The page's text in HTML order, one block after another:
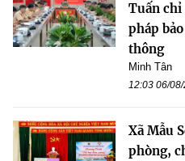
Tuấn chỉ
pháp
thông
Minh Tân
12:03 06/
Xã Mẫu
phòng,